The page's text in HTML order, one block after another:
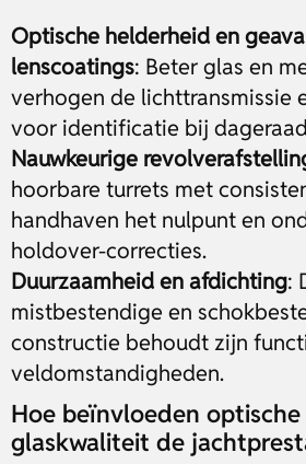
Optische helderheid en
lenscoatings: Beter glas en
verhogen de lichttransmissie
voor identificatie bij
Nauwkeurige
hoorbare turrets met
handhaven het nulpunt en
holdover-correcties.
Duurzaamheid en afdichting:
mistbestendige en
constructie behoudt zijn
veldomstandigheden.
Hoe beïnvloeden
glaskwaliteit de